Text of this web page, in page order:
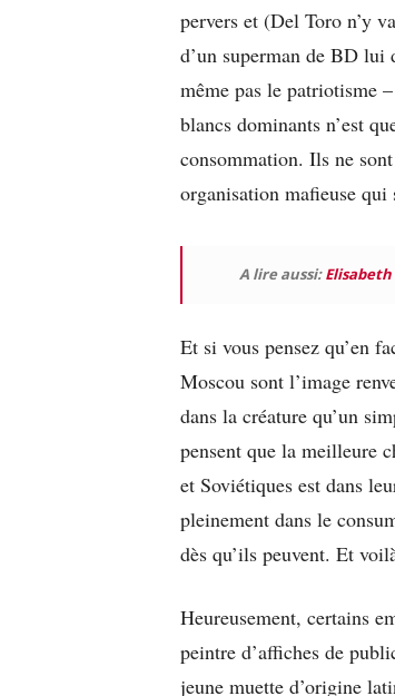
pervers et (Del Toro n’y
d’un superman de BD lui
même pas le patriotisme
blancs dominants n’est
consommation. Ils ne
organisation mafieuse qui
A lire aussi:
Et si vous pensez qu’en
Moscou sont l’image
dans la créature qu’un
pensent que la meilleure
et Soviétiques est dans
pleinement dans le
dès qu’ils peuvent. Et
Heureusement, certains
peintre d’affiches de
jeune muette d’origine